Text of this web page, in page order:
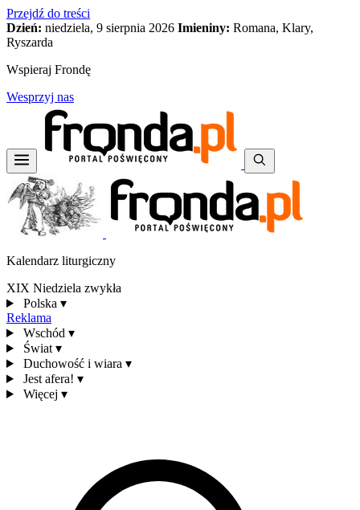
Przejdź do treści
Dzień: niedziela, 9 sierpnia 2026 Imieniny: Romana, Klary,
Ryszarda
Wspieraj Frondę
Wesprzyj nas
Kalendarz liturgiczny
XIX Niedziela zwykła
Polska ▾
Reklama
Wschód ▾
Świat ▾
Duchowość i wiara ▾
Jest afera! ▾
Więcej ▾